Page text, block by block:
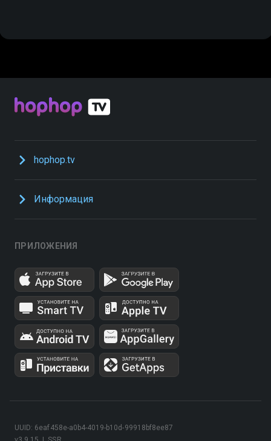
hophop.tv
Информация
ПРИЛОЖЕНИЯ
UUID: 6eaf458e-a0b4-4019-b10d-99918bf8ee87